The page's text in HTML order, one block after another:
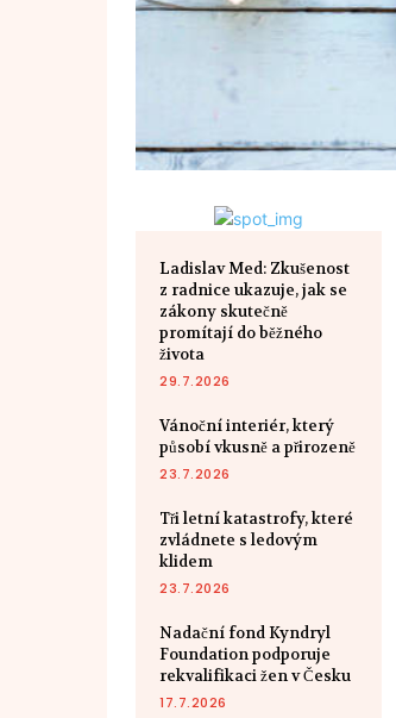
Ladislav Med: Zkušenost
z radnice ukazuje, jak se
zákony skutečně
promítají do běžného
života
29.7.2026
Vánoční interiér, který
působí vkusně a přirozeně
23.7.2026
Tři letní katastrofy, které
zvládnete s ledovým
klidem
23.7.2026
Nadační fond Kyndryl
Foundation podporuje
rekvalifikaci žen v Česku
17.7.2026